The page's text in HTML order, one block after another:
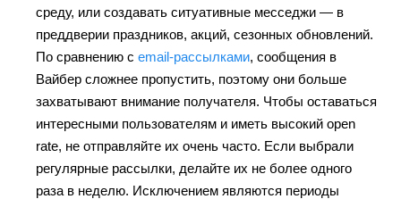
среду, или создавать ситуативные месседжи — в
преддверии праздников, акций, сезонных обновлений.
По сравнению с email-рассылками, сообщения в
Вайбер сложнее пропустить, поэтому они больше
захватывают внимание получателя. Чтобы оставаться
интересными пользователям и иметь высокий open
rate, не отправляйте их очень часто. Если выбрали
регулярные рассылки, делайте их не более одного
раза в неделю. Исключением являются периоды